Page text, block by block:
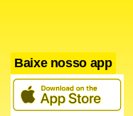
Facebook
Baixe nosso app